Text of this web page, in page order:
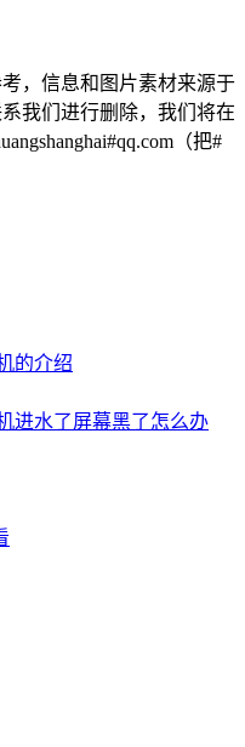
，信息和图片素材来源于
我们进行删除，我们将在
（把#
的介绍
进水了屏幕黑了怎么办